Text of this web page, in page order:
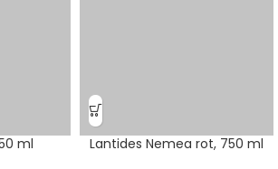
ml Lantides Nemea rot, 750 ml